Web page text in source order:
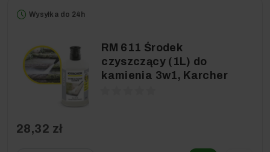
Wysyłka do 24h
RM 611 Środek
czyszczący (1L) do
kamienia 3w1, Karcher
28,32 zł